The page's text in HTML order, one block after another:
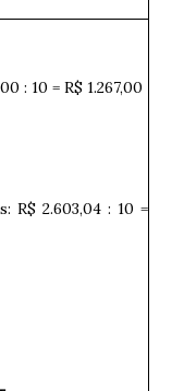
: 10 = R$ 1.267,00
R$ 2.603,04 : 10 =